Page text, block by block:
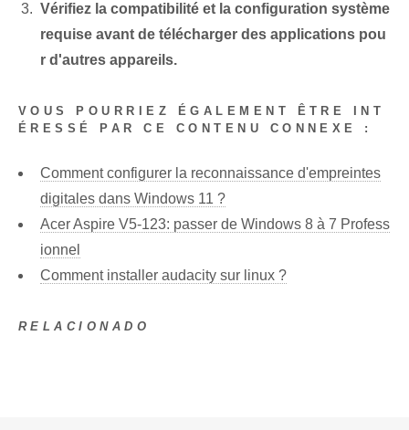
Vérifiez la compatibilité et la configuration système
requise avant de télécharger des applications pou
r d'autres appareils.
VOUS POURRIEZ ÉGALEMENT ÊTRE INT
ÉRESSÉ PAR CE CONTENU CONNEXE :
Comment configurer la reconnaissance d'empreintes
digitales dans Windows 11 ?
Acer Aspire V5-123: passer de Windows 8 à 7 Profess
ionnel
Comment installer audacity sur linux ?
RELACIONADO